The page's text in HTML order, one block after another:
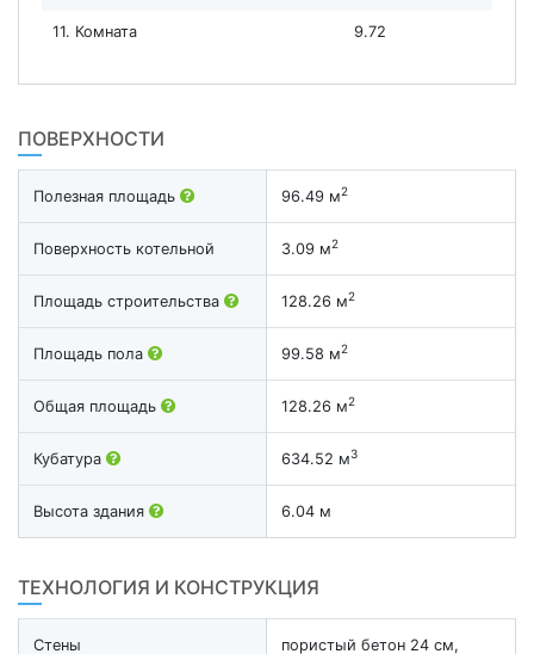
11. Комната 9.72
ПОВЕРХНОСТИ
Полезная площадь 96.49 м2
Поверхность котельной 3.09 м2
Площадь строительства 128.26 м2
Площадь пола 99.58 м2
Общая площадь 128.26 м2
Кубатура 634.52 м3
Высота здания 6.04 м
ТЕХНОЛОГИЯ И КОНСТРУКЦИЯ
Стены
пористый бетон 24 см,